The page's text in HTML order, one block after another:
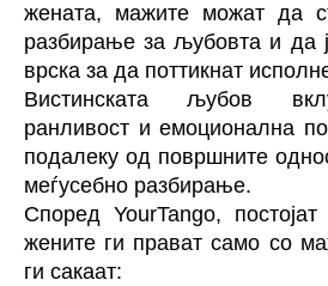
жената, мажите можат да
разбирање за љубовта и да
врска за да поттикнат
Вистинската љубов
ранливост и емоционална
подалеку од површните
меѓусебно разбирање.
Според YourTango,
жените ги прават само со
ги сакаат: